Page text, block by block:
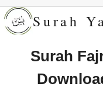
Skip
to
Surah
Surah